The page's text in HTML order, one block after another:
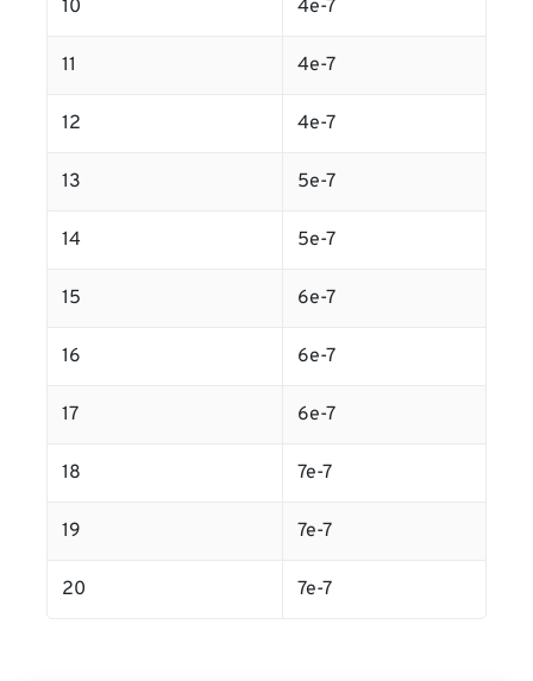
10 4e-7
11 4e-7
12 4e-7
13 5e-7
14 5e-7
15 6e-7
16 6e-7
17 6e-7
18 7e-7
19 7e-7
20 7e-7